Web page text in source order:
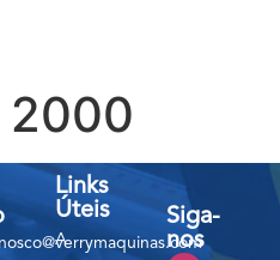
2000
Links
Úteis
A
Siga-
nos